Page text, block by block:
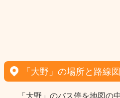
「大野」の場所と路線図
「大野」のバス停を地図の